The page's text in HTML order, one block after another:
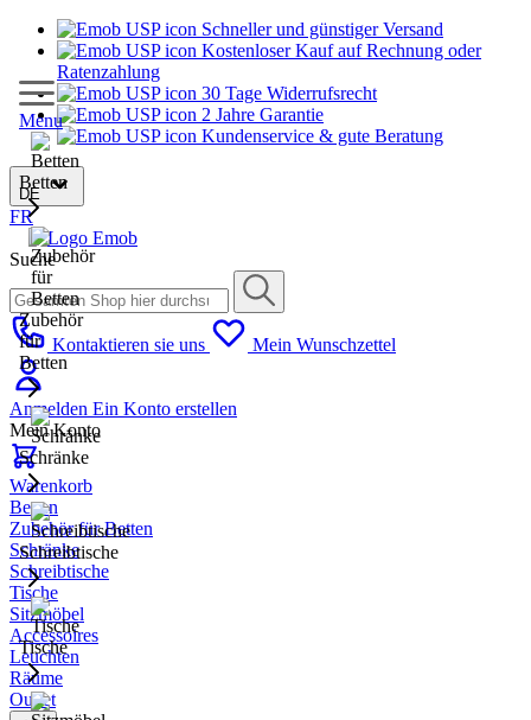
Schneller und günstiger Versand
Kostenloser Kauf auf Rechnung oder
Ratenzahlung
30 Tage Widerrufsrecht
2 Jahre Garantie
Kundenservice & gute Beratung
DE
FR
Suche
Kontaktieren sie uns Mein Wunschzettel
Anmelden Ein Konto erstellen
Mein Konto
Warenkorb
Menu
Betten
Zubehör
für
Betten
Schränke
Schreibtische
Tische
Betten
Zubehör für Betten
Schränke
Schreibtische
Tische
Sitzmöbel
Accessoires
Leuchten
Räume
Outlet